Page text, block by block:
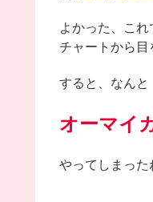
よかった、こ
チャートから目
すると、なんと
オーマイ
やってしまった